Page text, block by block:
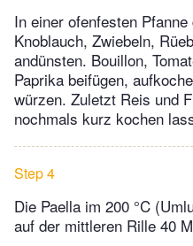
In einer ofenfesten
Knoblauch, Zwiebeln,
andünsten. Bouillon,
Paprika beifügen,
würzen. Zuletzt Reis und
nochmals kurz kochen
Step 4
Die Paella im 200 °C
auf der mittleren Rille 40